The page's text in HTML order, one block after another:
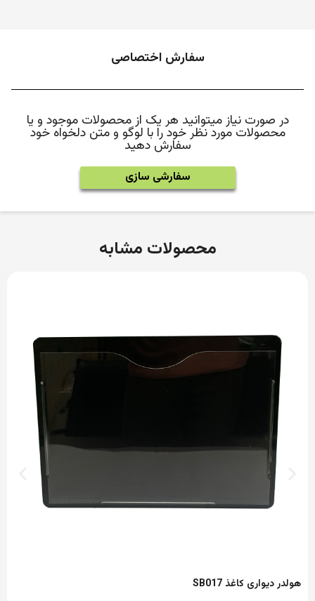
سفارش اختصاصی
در صورت نیاز میتوانید هر یک از محصولات موجود و یا
محصولات مورد نظر خود را با لوگو و متن دلخواه خود
سفارش دهید
سفارشی سازی
محصولات مشابه
هولدر دیواری کاغذ مدل SB011